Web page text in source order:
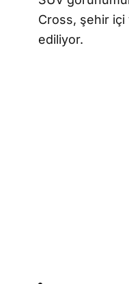
Cross, şehir içi
ediliyor.